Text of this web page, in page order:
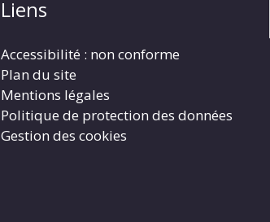
Liens
Accessibilité : non conforme
Plan du site
Mentions légales
Politique de protection des données
Gestion des cookies